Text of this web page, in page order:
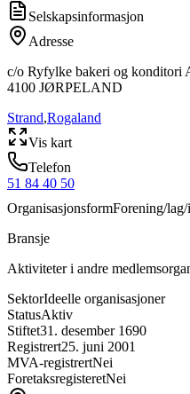
Selskapsinformasjon
Adresse
c/o Ryfylke bakeri og konditori
4100 JØRPELAND
Strand,Rogaland
Vis kart
Telefon
51 84 40 50
OrganisasjonsformForening/
Bransje
Aktiviteter i andre
SektorIdeelle organisasjoner
StatusAktiv
Stiftet31. desember 1690
Registrert25. juni 2001
MVA-registrertNei
ForetaksregisteretNei